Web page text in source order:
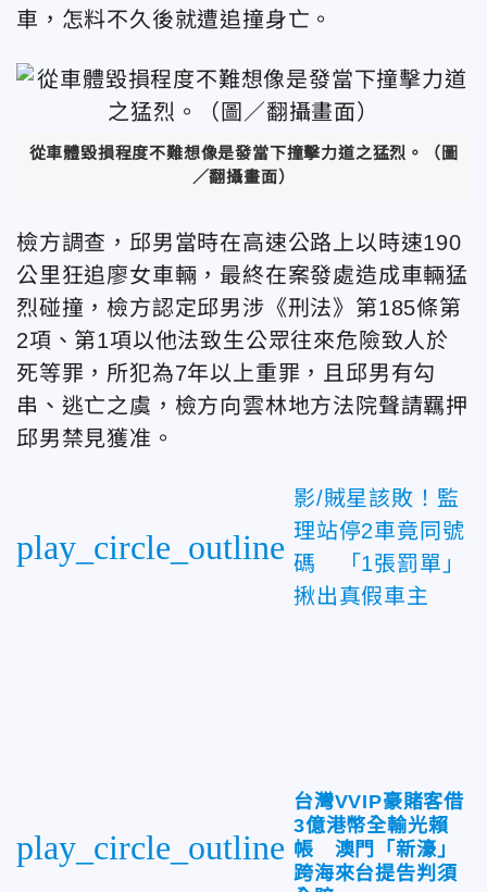
車，怎料不久後就遭追撞身亡。
從車體毀損程度不難想像是發當下撞擊力道之猛烈。（圖
／翻攝畫面）
檢方調查，邱男當時在高速公路上以時速190
公里狂追廖女車輛，最終在案發處造成車輛猛
烈碰撞，檢方認定邱男涉《刑法》第185條第
2項、第1項以他法致生公眾往來危險致人於
死等罪，所犯為7年以上重罪，且邱男有勾
串、逃亡之虞，檢方向雲林地方法院聲請羈押
邱男禁見獲准。
play_circle_outline
影/賊星該敗！監
理站停2車竟同號
碼 「1張罰單」
揪出真假車主
play_circle_outline
台灣VVIP豪賭客借
3億港幣全輸光賴
帳 澳門「新濠」
跨海來台提告判須